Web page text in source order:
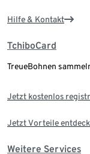
Hilfe & Kontakt
TchiboCard
TreueBohnen
Jetzt kostenlos
Jetzt Vorteile
Weitere Services